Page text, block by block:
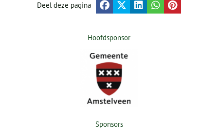
Deel deze pagina
Hoofdsponsor
Sponsors